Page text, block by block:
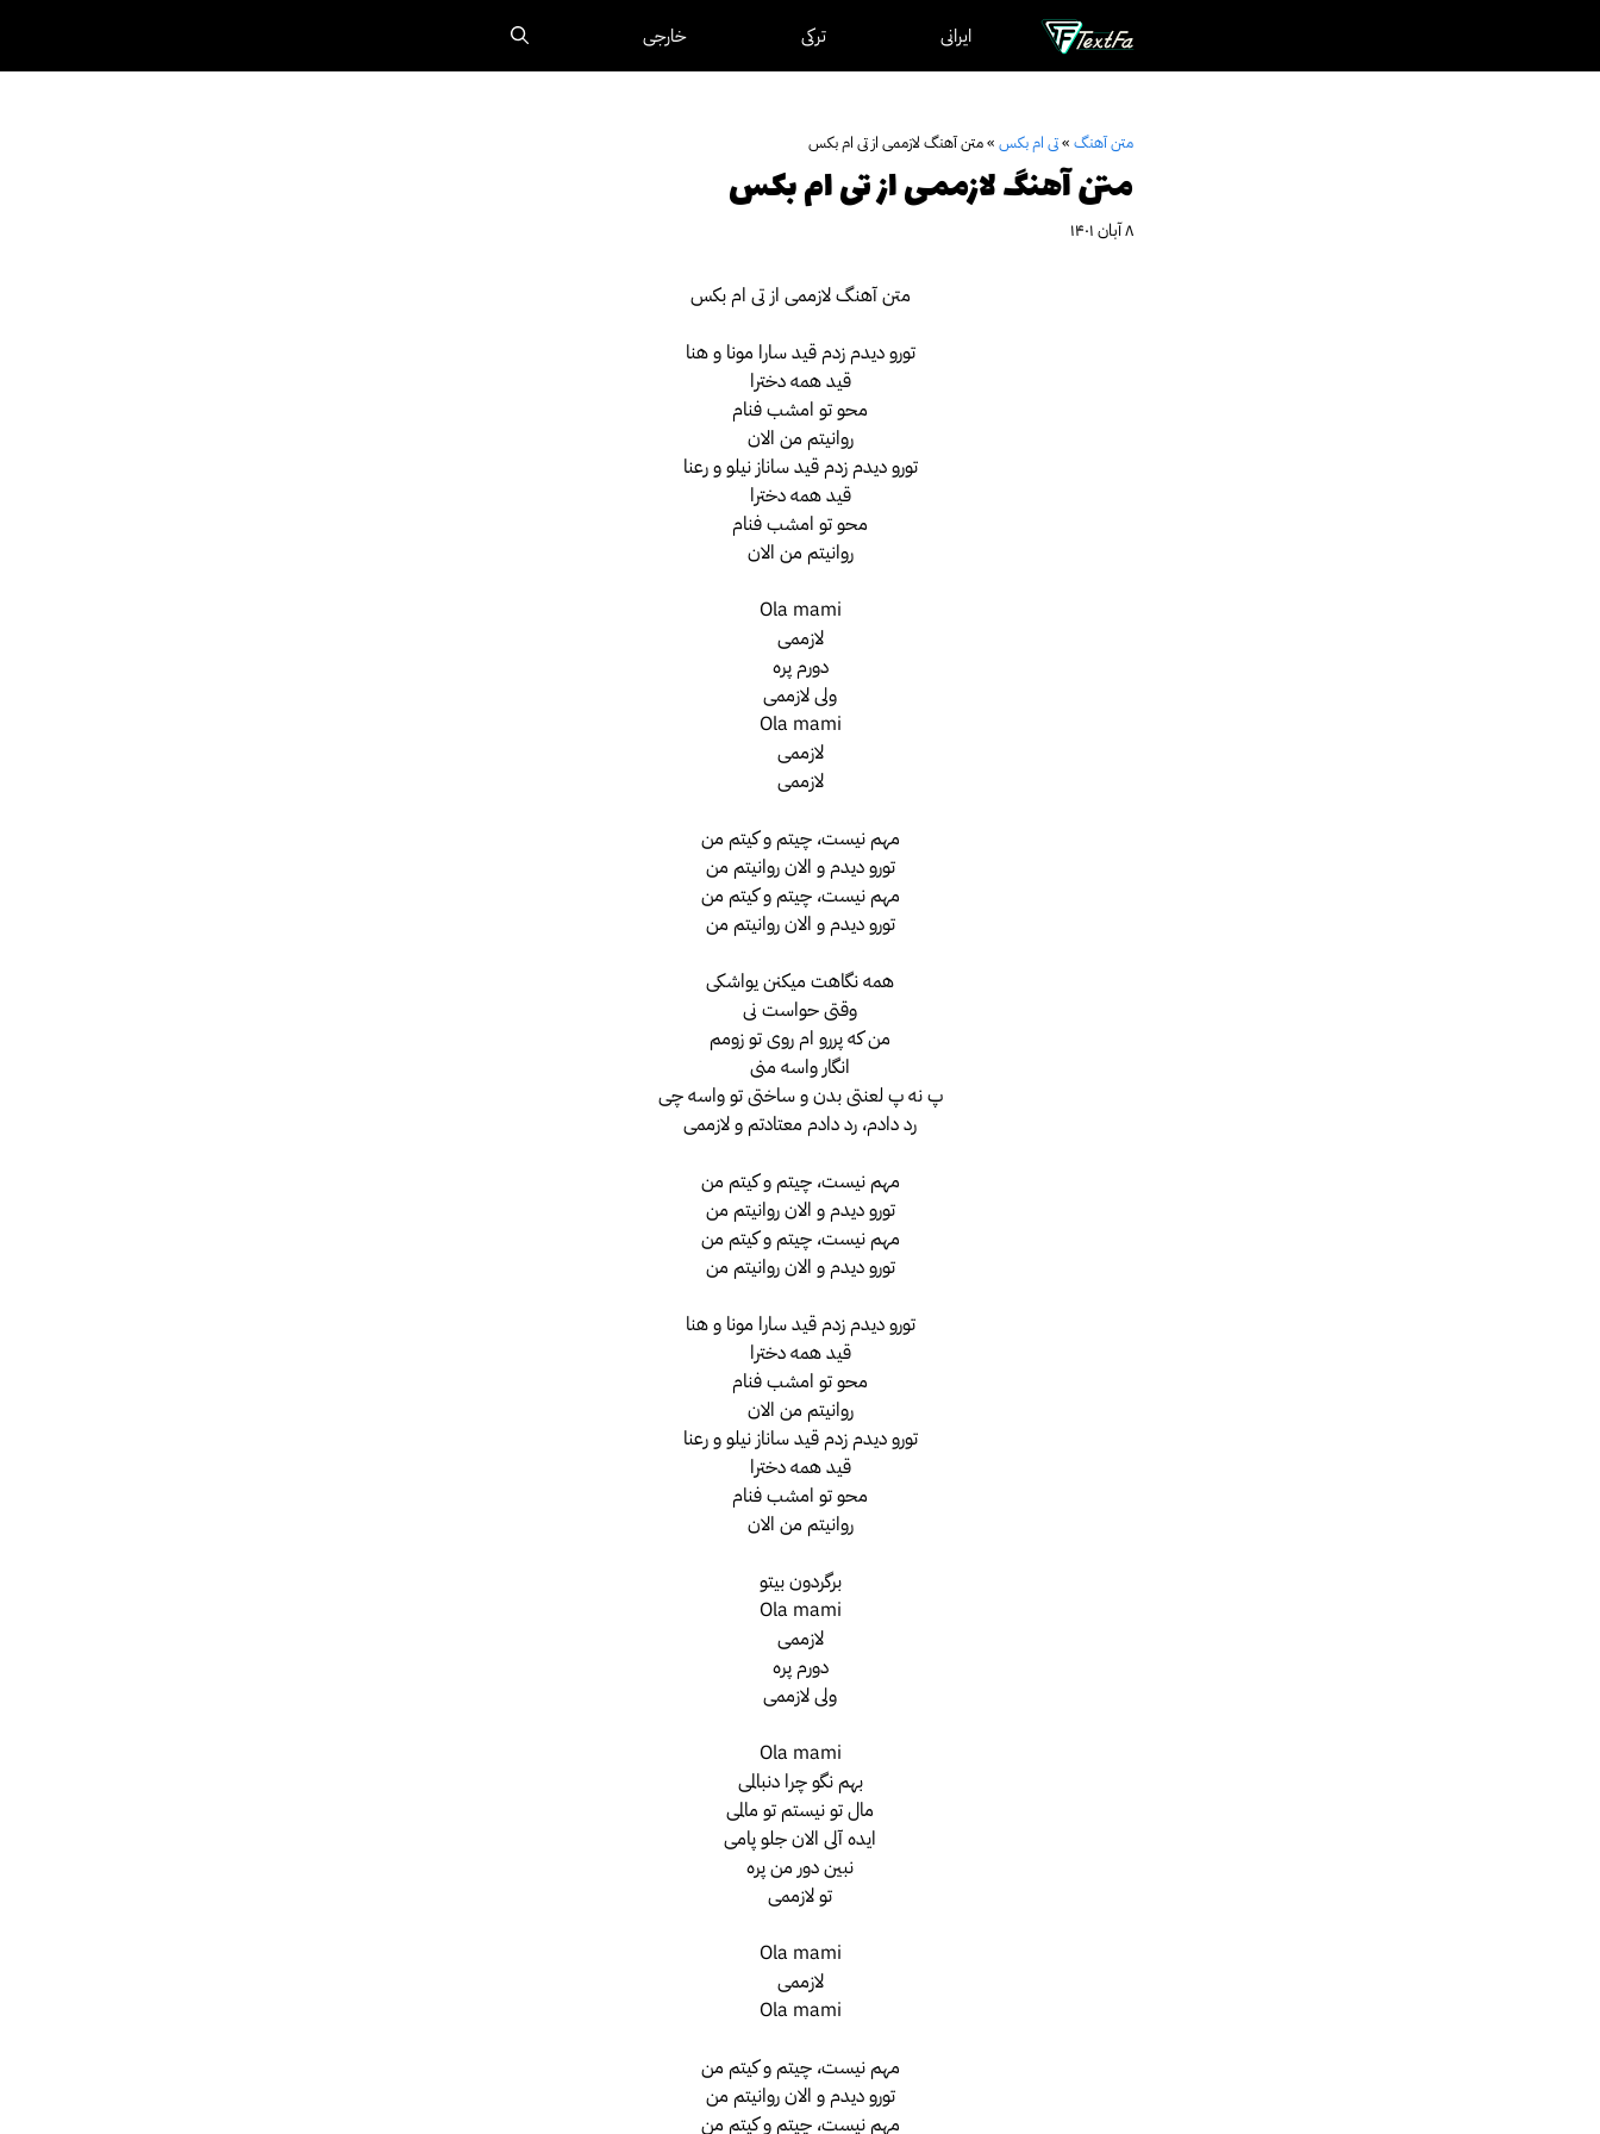
محتوا
ایرانی ترکی خارجی
متن آهنگ »تی ام بکس »متن آهنگ لازممی از تی ام بکس
متن آهنگ لازممی از تی ام بکس
۸ آبان ۱۴۰۱
متن آهنگ لازممی از تی ام بکس
تورو دیدم زدم قید سارا مونا و هنا
قید همه دخترا
محو تو امشب فنام
روانیتم من الان
تورو دیدم زدم قید ساناز نیلو و رعنا
قید همه دخترا
محو تو امشب فنام
روانیتم من الان
Ola mami
لازممی
دورم پره
ولی لازممی
Ola mami
لازممی
لازممی
مهم نیست، چیتم و کیتم من
تورو دیدم و الان روانیتم من
مهم نیست، چیتم و کیتم من
تورو دیدم و الان روانیتم من
همه نگاهت میکنن یواشکی
وقتی حواست نی
من که پررو ام روی تو زومم
انگار واسه منی
پ نه پ لعنتی بدن و ساختی تو واسه چی
رد دادم، رد دادم معتادتم و لازممی
مهم نیست، چیتم و کیتم من
تورو دیدم و الان روانیتم من
مهم نیست، چیتم و کیتم من
تورو دیدم و الان روانیتم من
تورو دیدم زدم قید سارا مونا و هنا
قید همه دخترا
محو تو امشب فنام
روانیتم من الان
تورو دیدم زدم قید ساناز نیلو و رعنا
قید همه دخترا
محو تو امشب فنام
روانیتم من الان
برگردون بیتو
Ola mami
لازممی
دورم پره
ولی لازممی
Ola mami
بهم نگو چرا دنبالمی
مال تو نیستم تو مالمی
ایده آلی الان جلو پامی
نبین دور من پره
تو لازممی
Ola mami
لازممی
Ola mami
مهم نیست، چیتم و کیتم من
تورو دیدم و الان روانیتم من
مهم نیست، چیتم و کیتم من